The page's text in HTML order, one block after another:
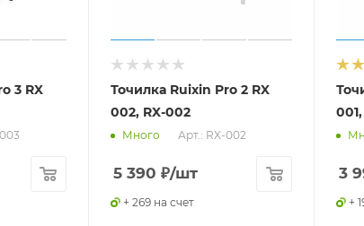
3 RX
Точилка Ruixin Pro 2 RX
002, RX-002
Много Арт.: RX-002
5 390 ₽/шт
+ 269 на счет
3
+